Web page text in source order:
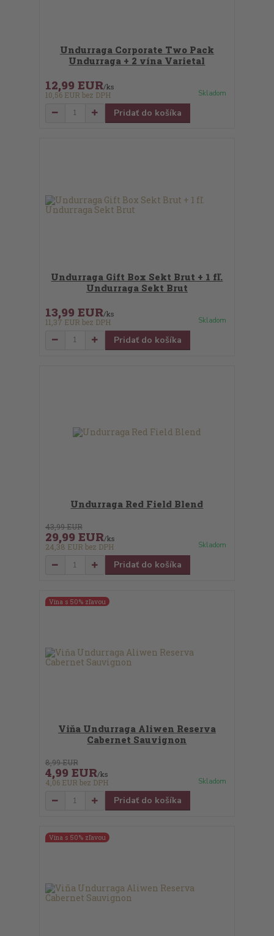
Undurraga Corporate Two Pack
Undurraga + 2 vína Varietal
12,99 EUR/ks
10,56 EUR bez DPH Skladom
Pridať do košíka
Undurraga Gift Box Sekt Brut + 1 fľ.
Undurraga Sekt Brut
13,99 EUR/ks
11,37 EUR bez DPH Skladom
Pridať do košíka
Undurraga Red Field Blend
43,99 EUR
29,99 EUR/ks
24,38 EUR bez DPH Skladom
Pridať do košíka
Vína s 50% zľavou
Viňa Undurraga Aliwen Reserva
Cabernet Sauvignon
8,99 EUR
4,99 EUR/ks
4,06 EUR bez DPH Skladom
Pridať do košíka
Vína s 50% zľavou